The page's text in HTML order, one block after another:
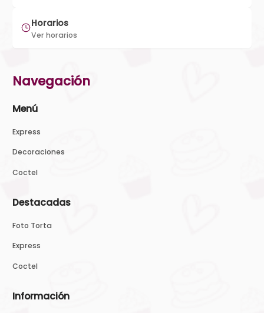
Horarios
Ver horarios
Navegación
Menú
Express
Decoraciones
Coctel
Destacadas
Foto Torta
Express
Coctel
Información